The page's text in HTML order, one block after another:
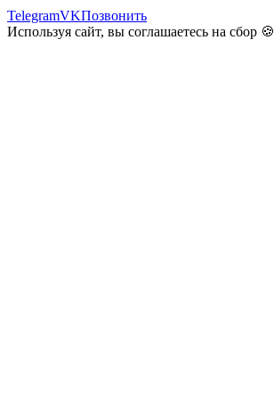
TelegramVKПозвонить
Используя сайт, вы соглашаетесь на сбор 🍪